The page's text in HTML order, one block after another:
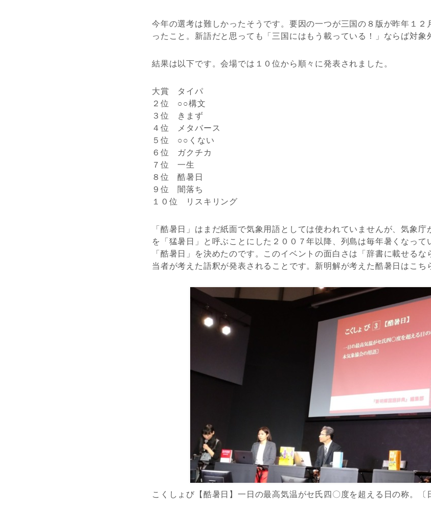
今年の選考は難しかったそうです。要因の一つが三国の８版が昨年１２
ったこと。新語だと思っても「三国にはもう載っている！」ならば対象
結果は以下です。会場では１０位から順々に発表されました。
大賞 タイパ
２位 ○○構文
３位 きまず
４位 メタバース
５位 ○○くない
６位 ガクチカ
７位 一生
８位 酷暑日
９位 闇落ち
１０位 リスキリング
「酷暑日」はまだ紙面で気象用語としては使われていませんが、気象
を「猛暑日」と呼ぶことにした２００７年以降、列島は毎年暑くなって
「酷暑日」を決めたのです。このイベントの面白さは「辞書に載せる
当者が考えた語釈が発表されることです。新明解が考えた酷暑日はこち
こくしょび【酷暑日】一日の最高気温がセ氏四〇度を超える日の称。〔